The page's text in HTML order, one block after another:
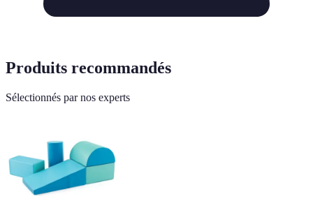
Produits recommandés
Sélectionnés par nos experts